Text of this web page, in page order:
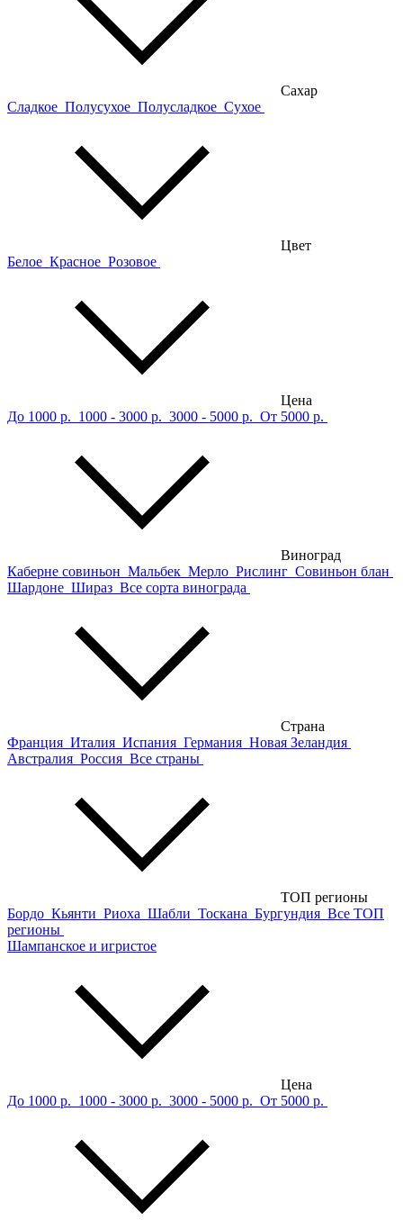
Сахар
Сладкое Полусухое Полусладкое Сухое
Цвет
Белое Красное Розовое
Цена
До 1000 р. 1000 - 3000 р. 3000 - 5000 р. От 5000 р.
Виноград
Каберне совиньон Мальбек Мерло Рислинг Совиньон блан
Шардоне Шираз Все сорта винограда
Страна
Франция Италия Испания Германия Новая Зеландия
Австралия Россия Все страны
ТОП регионы
Бордо Кьянти Риоха Шабли Тоскана Бургундия Все ТОП
регионы
Шампанское и игристое
Цена
До 1000 р. 1000 - 3000 р. 3000 - 5000 р. От 5000 р.